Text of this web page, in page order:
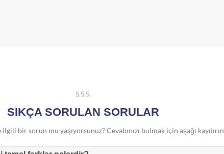
İç ve Arka Araç Kamerası (3 Kamera)
Kamera
S.S.S.
SIKÇA SORULAN SORULAR
bir sorun mu yaşıyorsunuz? Cevabınızı bulmak için aşağı kaydırın